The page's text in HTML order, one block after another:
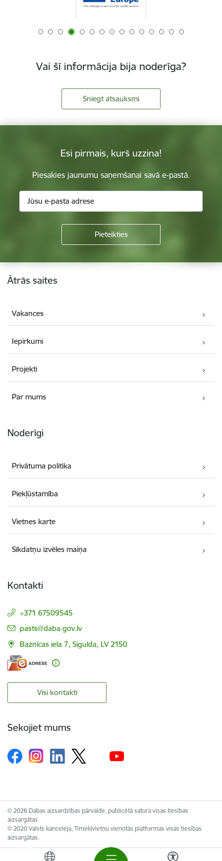
Vai šī informācija bija noderīga?
Sniegt atsauksmi
Esi pirmais, kurš uzzina!
Piesakies jaunumu saņemšanai savā e-pastā.
Kājene
Ātrās saites
Vakances
Iepirkumi
Projekti
Par mums
Noderīgi
Privātuma politika
Piekļūstamība
Vietnes karte
Sīkdatņu izvēles maiņa
Kontakti
+371 67509545
E-pasts:
pasts@daba.gov.lv
Baznīcas iela 7, Sigulda, LV 2150
Visi kontakti
Sekojiet mums
© 2026 Dabas aizsardzības pārvalde, publicētā satura visas tiesības
aizsargātas.
© 2020 Valsts kanceleja, Tīmekļvietņu vienotās platformas visas tiesības
aizsargātas.